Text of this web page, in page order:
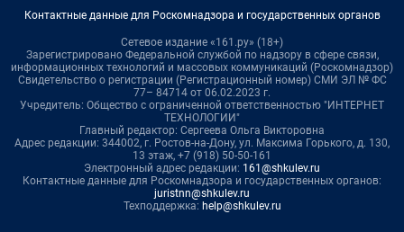
Контактные данные для Роскомнадзора и государственных органов
Сетевое издание «161.ру» (18+)
Зарегистрировано Федеральной службой по надзору в сфере связи,
информационных технологий и массовых коммуникаций (Роскомнадзор)
Свидетельство о регистрации (Регистрационный номер) СМИ ЭЛ № ФС
77– 84714 от 06.02.2023 г.
Учредитель: Общество с ограниченной ответственностью "ИНТЕРНЕТ
ТЕХНОЛОГИИ"
Главный редактор: Сергеева Ольга Викторовна
Адрес редакции: 344002, г. Ростов-на-Дону, ул. Максима Горького, д. 130,
13 этаж, +7 (918) 50-50-161
Электронный адрес редакции: 161@shkulev.ru
Контактные данные для Роскомнадзора и государственных органов:
juristnn@shkulev.ru
Техподдержка: help@shkulev.ru